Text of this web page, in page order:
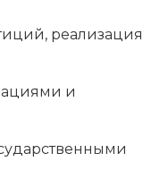
реализация
и